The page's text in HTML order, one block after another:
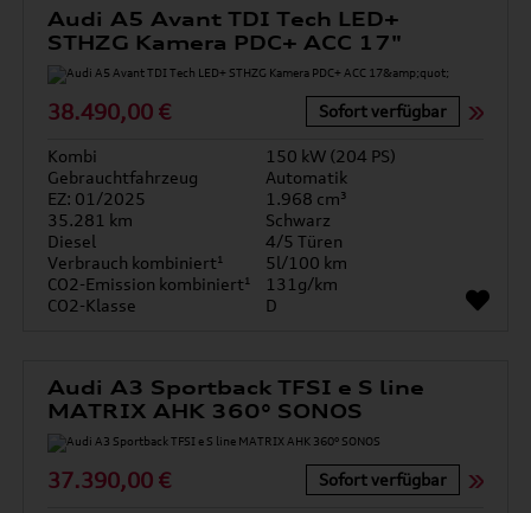
Audi A5 Avant TDI Tech LED+
STHZG Kamera PDC+ ACC 17"
38.490,00 € Sofort verfügbar
Kombi
150 kW (204 PS)
Gebrauchtfahrzeug
Automatik
EZ: 01/2025
1.968 cm³
35.281 km
Schwarz
Diesel
4/5 Türen
Verbrauch kombiniert¹
5l/100 km
CO2-Emission kombiniert¹
131g/km
CO2-Klasse
D
Audi A3 Sportback TFSI e S line
MATRIX AHK 360° SONOS
37.390,00 € Sofort verfügbar